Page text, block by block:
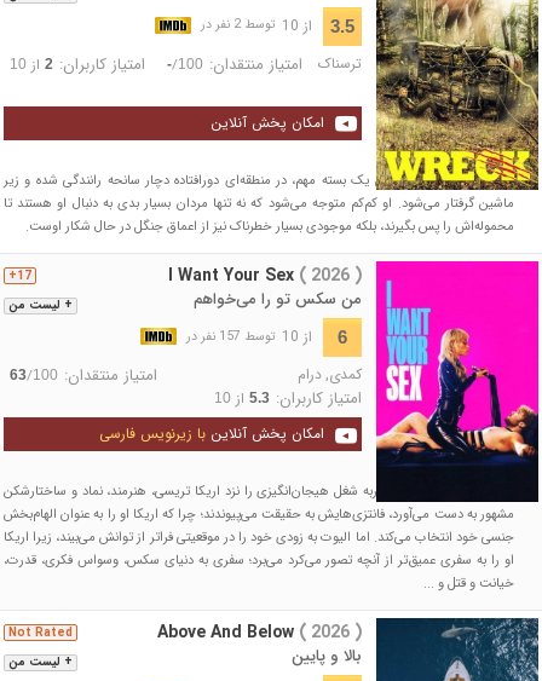
3.5 از 10 توسط 2 نفر در
ترسناک امتیاز منتقدان: -/100 امتیاز کاربران: 2از 10
امکان پخش آنلاین
یک زن جوان هنگام حمل یک بسته مهم، در منطقه‌ای دورافتاده دچار سانحه رانندگی شده و زیر
ماشین گرفتار می‌شود. او کم‌کم متوجه می‌شود که نه تنها مردان بسیار بدی به دنبال او هستند تا
محموله‌اش را پس بگیرند، بلکه موجودی بسیار خطرناک نیز از اعماق جنگل در حال شکار اوست.
+ لیست من
17+ I Want Your Sex ( 2026 )
من سکس تو را می‌خواهم
6 از 10 توسط 157 نفر در
کمدی,درام امتیاز منتقدان: 63/100
امتیاز کاربران: 5.3از 10
امکان پخش آنلاین با زیرنویس فارسی
وقتی الیوت جوان و بی‌تجربه شغل هیجان‌انگیزی را نزد اریکا تریسی، هنرمند، نماد و ساختارشکن
مشهور به دست می‌آورد، فانتزی‌هایش به حقیقت می‌پیوندند؛ چرا که اریکا او را به عنوان الهام‌بخش
جنسی خود انتخاب می‌کند. اما الیوت به زودی خود را در موقعیتی فراتر از توانش می‌بیند، زیرا اریکا
او را به سفری عمیق‌تر از آنچه تصور می‌کرد می‌برد؛ سفری به دنیای سکس، وسواس فکری، قدرت،
خیانت و قتل و ...
+ لیست من
Not Rated Above And Below ( 2026 )
بالا و پایین